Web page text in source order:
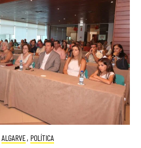
ALGARVE, POLÍTICA